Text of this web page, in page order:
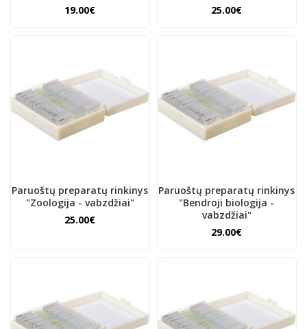
19.00€
25.00€
Paruoštų preparatų rinkinys
"Zoologija - vabzdžiai"
25.00€
Paruoštų preparatų rinkinys
"Bendroji biologija -
vabzdžiai"
29.00€